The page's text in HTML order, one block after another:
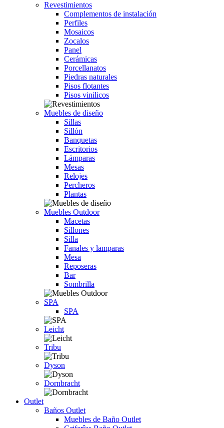
Revestimientos
Complementos de instalación
Perfiles
Mosaicos
Zocalos
Panel
Cerámicas
Porcellanatos
Piedras naturales
Pisos flotantes
Pisos vinilicos
Muebles de diseño
Sillas
Sillón
Banquetas
Escritorios
Lámparas
Mesas
Relojes
Percheros
Plantas
Muebles Outdoor
Macetas
Sillones
Silla
Fanales y lamparas
Mesa
Reposeras
Bar
Sombrilla
SPA
SPA
Leicht
Tribu
Dyson
Dornbracht
Outlet
Baños Outlet
Muebles de Baño Outlet